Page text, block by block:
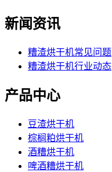
新闻资讯
糟渣烘干机常见问题
糟渣烘干机行业动态
产品中心
豆渣烘干机
棕榈粕烘干机
酒糟烘干机
啤酒糟烘干机